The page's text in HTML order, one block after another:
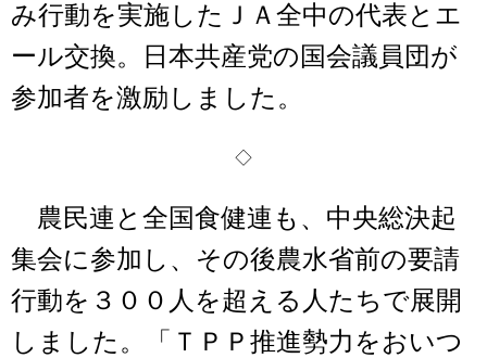
み行動を実施したＪＡ全中の代表とエ
ール交換。日本共産党の国会議員団が
参加者を激励しました。
◇
農民連と全国食健連も、中央総決起
集会に参加し、その後農水省前の要請
行動を３００人を超える人たちで展開
しました。「ＴＰＰ推進勢力をおいつ